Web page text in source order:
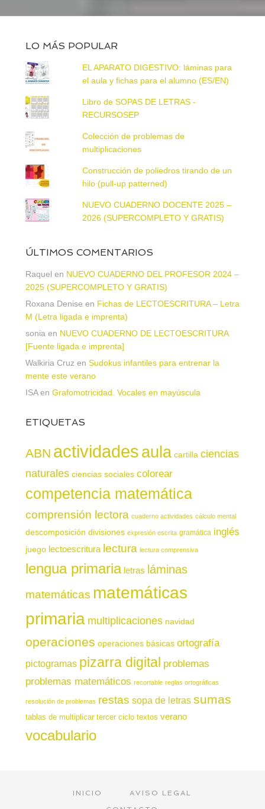
LO MÁS POPULAR
EL APARATO DIGESTIVO: láminas para
el aula y fichas para el alumno (ES/EN)
Libro de SOPAS DE LETRAS -
RECURSOSEP
Colección de problemas de
multiplicaciones
Construcción de poliedros tirando de un
hilo (pull-up patterned)
NUEVO CUADERNO DOCENTE 2025 –
2026 (SUPERCOMPLETO Y GRATIS)
ÚLTIMOS COMENTARIOS
Raquel en NUEVO CUADERNO DEL PROFESOR 2024 –
2025 (SUPERCOMPLETO Y GRATIS)
Roxana Denise en Fichas de LECTOESCRITURA – Letra
M (Letra ligada e imprenta)
sonia en NUEVO CUADERNO DE LECTOESCRITURA
[Fuente ligada e imprenta]
Walkiria Cruz en Sudokus infantiles para entrenar la
mente este verano
ISAen Grafomotricidad. Vocales en mayúscula
ETIQUETAS
ABN actividadesaula cartilla ciencias
naturales ciencias sociales colorear
competencia matemática
comprensión lectora cuaderno actividades cálculo mental
descomposición divisiones expresión escrita gramática inglés
juego lectoescritura lectura lectura comprensiva
lengua primaria letras láminas
matemáticas matemáticas
primaria multiplicaciones navidad
operaciones operaciones básicas ortografía
pictogramas pizarra digital problemas
problemas matemáticos recortable reglas ortográficas
resolución de problemas restas sopa de letras sumas
tablas de multiplicar tercer ciclo textos verano
vocabulario
INICIO
AVISO LEGAL